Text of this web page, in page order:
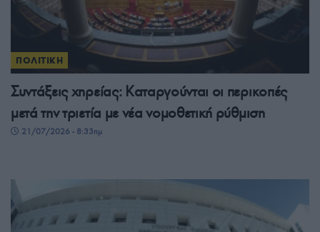
ΠΟΛΙΤΙΚΗ
Συντάξεις χηρείας: Καταργούνται οι περικοπές
μετά την τριετία με νέα νομοθετική ρύθμιση
21/07/2026 - 8:33πμ